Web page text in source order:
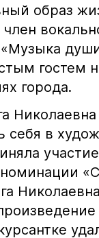
образ
«Музыка
гостем
города.
себя в